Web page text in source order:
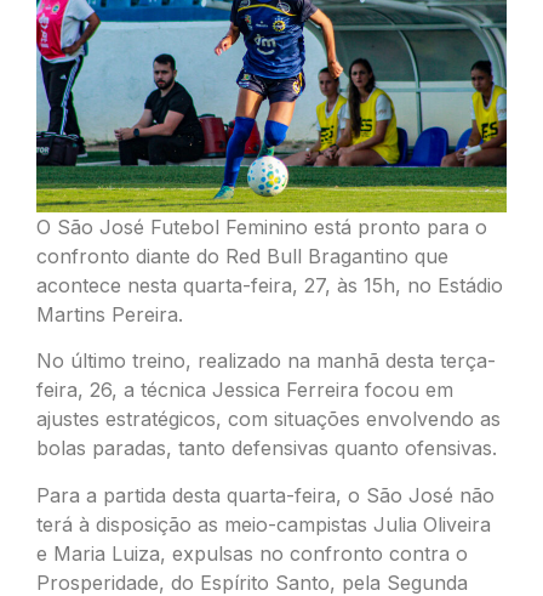
O São José Futebol Feminino está pronto para o
confronto diante do Red Bull Bragantino que
acontece nesta quarta-feira, 27, às 15h, no Estádio
Martins Pereira.
No último treino, realizado na manhã desta terça-
feira, 26, a técnica Jessica Ferreira focou em
ajustes estratégicos, com situações envolvendo as
bolas paradas, tanto defensivas quanto ofensivas.
Para a partida desta quarta-feira, o São José não
terá à disposição as meio-campistas Julia Oliveira
e Maria Luiza, expulsas no confronto contra o
Prosperidade, do Espírito Santo, pela Segunda